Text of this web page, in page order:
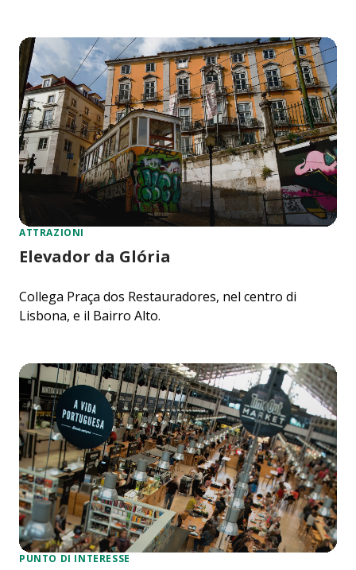
ATTRAZIONI
Elevador da Glória
Collega Praça dos Restauradores, nel centro di
Lisbona, e il Bairro Alto.
PUNTO DI INTERESSE